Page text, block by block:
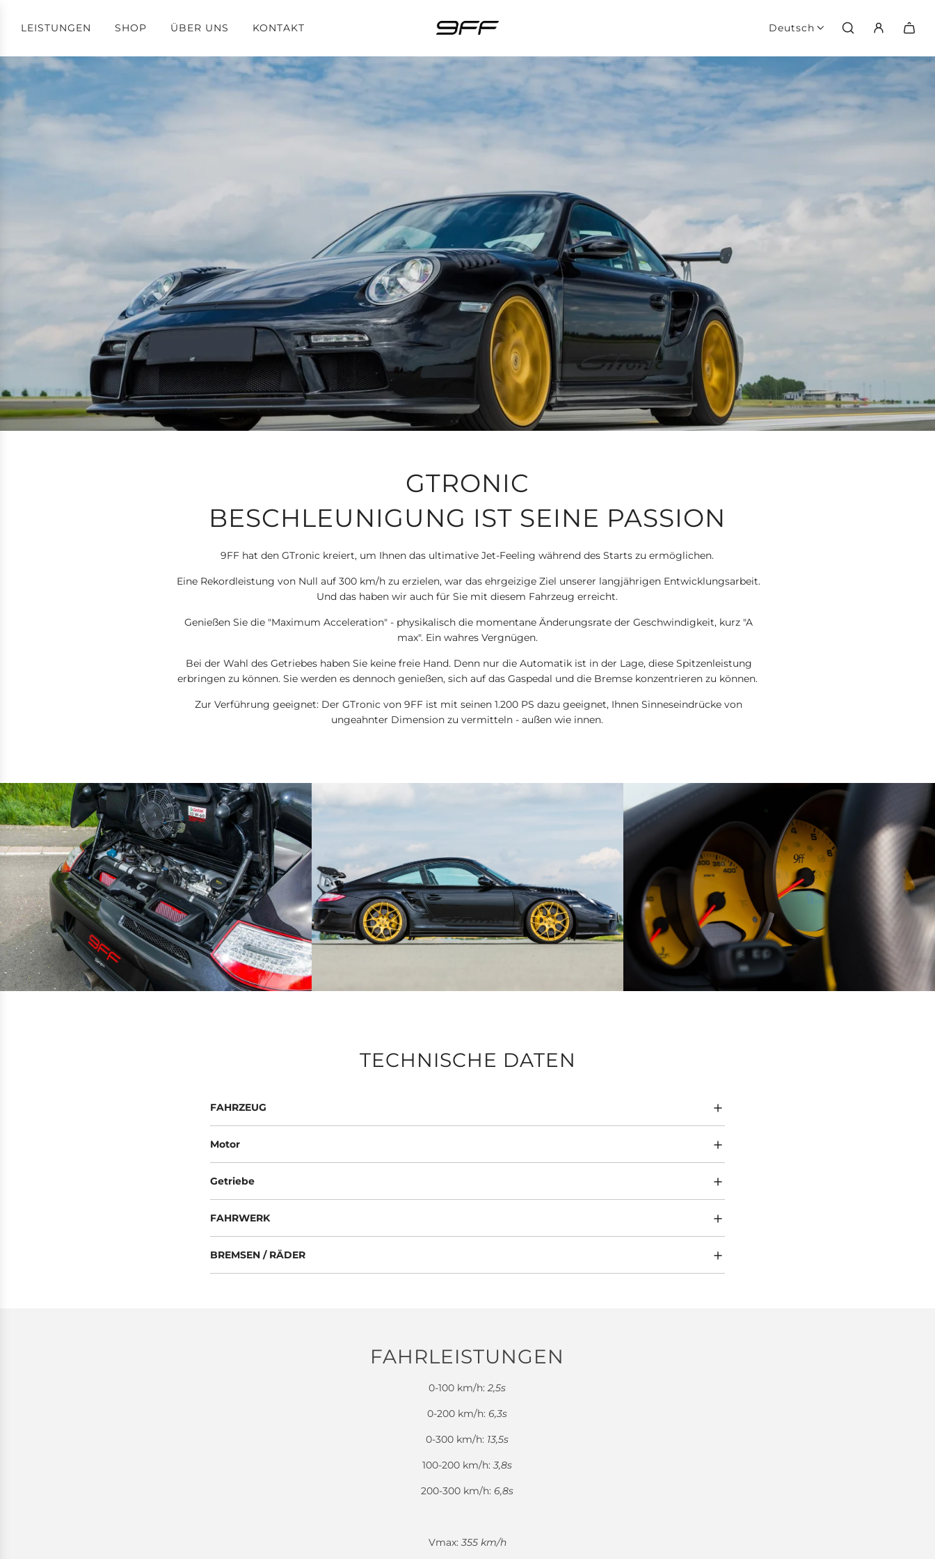
LEISTUNGEN SHOP ÜBER UNS KONTAKT Deutsch
GTRONIC
BESCHLEUNIGUNG IST SEINE PASSION
9FF hat den GTronic kreiert, um Ihnen das ultimative Jet-Feeling während des Starts zu ermöglichen.
Eine Rekordleistung von Null auf 300 km/h zu erzielen, war das ehrgeizige Ziel unserer langjährigen Entwicklungsarbeit.
Und das haben wir auch für Sie mit diesem Fahrzeug erreicht.
Genießen Sie die "Maximum Acceleration" - physikalisch die momentane Änderungsrate der Geschwindigkeit, kurz "A
max". Ein wahres Vergnügen.
Bei der Wahl des Getriebes haben Sie keine freie Hand. Denn nur die Automatik ist in der Lage, diese Spitzenleistung
erbringen zu können. Sie werden es dennoch genießen, sich auf das Gaspedal und die Bremse konzentrieren zu können.
Zur Verführung geeignet: Der GTronic von 9FF ist mit seinen 1.200 PS dazu geeignet, Ihnen Sinneseindrücke von
ungeahnter Dimension zu vermitteln - außen wie innen.
TECHNISCHE DATEN
FAHRZEUG
Motor
Getriebe
FAHRWERK
BREMSEN / RÄDER
FAHRLEISTUNGEN
0-100 km/h:2,5s
0-200 km/h: 6,3s
0-300 km/h: 13,5s
100-200 km/h:3,8s
200-300 km/h: 6,8s
Vmax: 355 km/h